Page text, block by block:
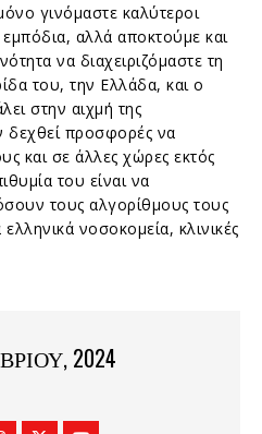
γινόμαστε καλύτεροι
αλλά αποκτούμε και
να διαχειριζόμαστε τη
του, την Ελλάδα, και ο
στην αιχμή της
δεχθεί προσφορές να
και σε άλλες χώρες εκτός
του είναι να
τους αλγορίθμους τους
νοσοκομεία, κλινικές
2024